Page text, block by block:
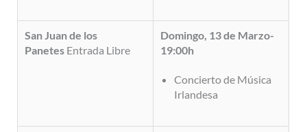
San Juan de los
Panetes Entrada Libre
Domingo, 13 de Marzo-
19:00h
Concierto de Música
Irlandesa